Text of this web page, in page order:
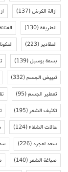
ازالة الكرش(137)
الطريقة(130)
المقادير(223)
بسمة بوسيل(139)
تبييض الجسم(332)
تعطير الجسم(95)
تكثيف الشعر(195)
حالات الشفاء(124)
سعد لمجرد(226)
صباغة الشعر(140)